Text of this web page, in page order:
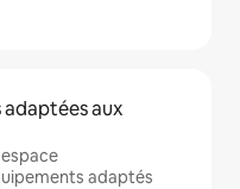
aux
adaptés